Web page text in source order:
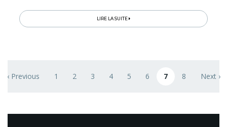
romantique, la «Cité des Papes», son centre historique
animé et son patrimoine classé par l’Unesco bordé par le
LIRE LA SUITE
Previous page
‹ Previous Page
1 Page
2 Page
3 Page
4 Page
5 Page
6 Page courante
7 Page
8 Next
Next ›